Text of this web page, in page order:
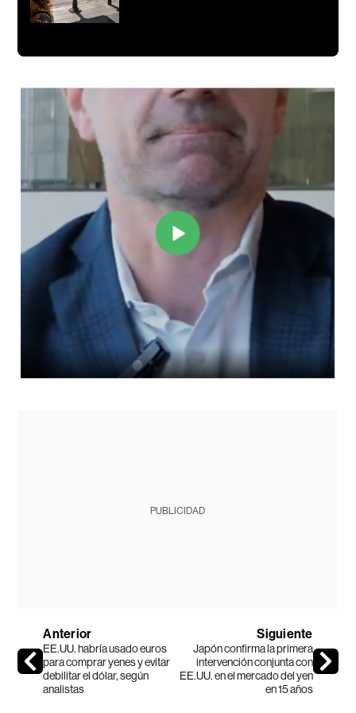
PUBLICIDAD
Anterior
EE.UU. habría usado euros
para comprar yenes y evitar
debilitar el dólar, según
analistas
Siguiente
Japón confirma la primera
intervención conjunta con
EE.UU. en el mercado del yen
en 15 años